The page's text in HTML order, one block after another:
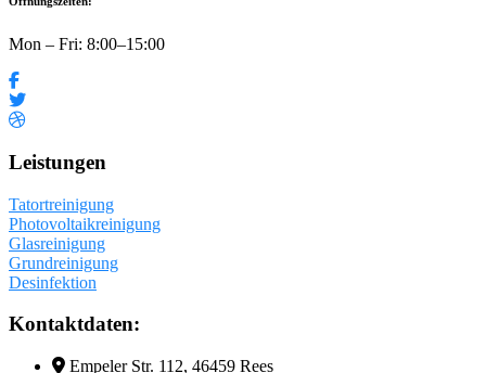
Mon – Fri: 8:00–15:00
Leistungen
Tatortreinigung
Photovoltaikreinigung
Glasreinigung
Grundreinigung
Desinfektion
Kontaktdaten:
Empeler Str. 112, 46459 Rees